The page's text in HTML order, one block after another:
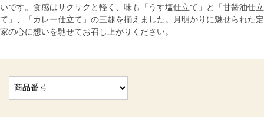
いです。食感はサクサクと軽く、味も「うす塩仕立て」と「甘醤油仕立
て」、「カレー仕立て」の三趣を揃えました。月明かりに魅せられた定
家の心に想いを馳せてお召し上がりください。